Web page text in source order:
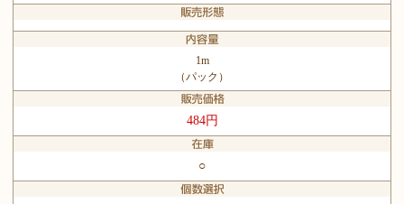
1m
（パック）
484円
○